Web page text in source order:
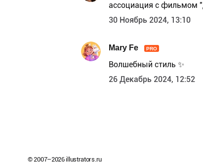
ассоциация с фильмом
30 Ноябрь 2024, 13:10
Mary Fe PRO
Волшебный стиль ✨
26 Декабрь 2024, 12:52
© 2007–2026illustrators.ru